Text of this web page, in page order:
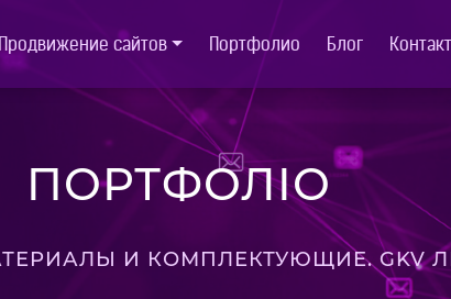
Продвижение сайтов Портфолио Блог
ПОРТФОЛІО
И КОМПЛЕКТУЮЩИЕ. GKV